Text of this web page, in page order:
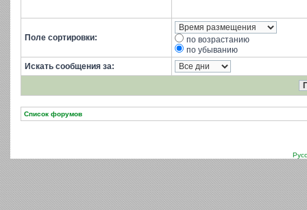
Поле сортировки:
по возрастанию
по убыванию
Искать сообщения за:
Список форумов